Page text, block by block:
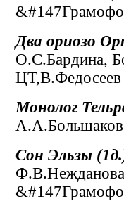
Два ориозо
О.С.Бардина,
ЦТ,В.Федосеев
Монолог
А.А.Большаков
Сон Эльзы